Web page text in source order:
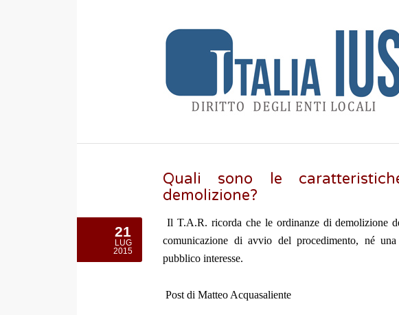
Quali sono le
demolizione?
21
LUG
2015
Il T.A.R. ricorda che le ordinanze di demolizione
comunicazione di avvio del procedimento, né
pubblico interesse.
Post di Matteo Acquasaliente